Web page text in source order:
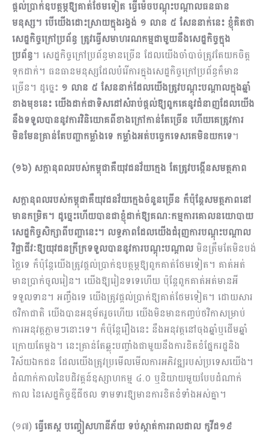
ផ្តល់ប្រាក់ឧបត្ថម្ភឱ្យគាត់ថែមទៀត ធ្វើម៉េចបណ្តុះបណ្តាលធនធាន
មនុស្ស។ បើយើងដោះស្រាយក្នុងរង្វង់ ១ លាន ៥ សែននាក់នេះ ខ្ញុំគិតថា
សេដ្ឋកិច្ចក្រៅប្រព័ន្ធ ត្រូវធ្វើសមាហរណកម្មជាមួយនឹងសេដ្ឋកិច្ចក្នុង
ប្រព័ន្ធ។ សេដ្ឋកិច្ចក្រៅប្រព័ន្ធមានច្រើន ដែលយើងចាំបាច់ត្រូវតែយកចិត្ត
ទុកដាក់។ ធនធានមនុស្សដែលបំរើការក្នុងសេដ្ឋកិច្ចក្រៅប្រព័ន្ធក៏មាន
ច្រើន។ ដូច្នេះ ១ លាន ៥ សែននាក់ដែលយើងត្រូវបណ្តុះបណ្តាលក្នុងឆ្នាំ
ខាងមុខនេះ យើងដាក់ជាទិសដៅសំរាប់ផ្តល់ឱ្យពួកគេនូវជំនាញដែលយើង
នឹងទទួលបាននូវការវិនិយោគពីខាងក្រៅកាន់តែច្រើន ហើយគេត្រូវការ
មិនមែនគ្រាន់តែបញ្ហាកម្លាំងទេ កម្លាំងអត់បច្ចេកទេសគេមិនយកទេ។
(១៦) សក្តានុពលរបស់កម្ពុជាគឺយុវជនវ័យក្មេង តែត្រូវបង្កើនសមត្ថភាព
សក្តានុពលរបស់កម្ពុជាគឺយុវជនវ័យក្មេងចំនួនច្រើន ក៏ប៉ុន្តែសមត្ថភាពនៅ
មានកម្រិត។ ដូច្នេះហើយបានជាខ្ញុំដាក់ឱ្យគណៈកម្មការគោលនយោបាយ
សេដ្ឋកិច្ចសិក្សាពីបញ្ហានេះ។ លទ្ធភាពដែលយើងជំរុញការបណ្តុះបណ្តាល
វិជ្ជាជីវៈឱ្យយុវជនក្រីក្រទទួលបាននូវការបណ្តុះបណ្តាលមិនត្រឹមតែមិនបង់
ថ្លៃទេ ​ក៏ប៉ុន្តែយើងត្រូវផ្តល់ប្រាក់ឧបត្ថម្ភឱ្យពួកគាត់ថែមទៀត។ គាត់អត់
មានប្រាក់ចូលរៀន។ យើងឱ្យរៀនទទេហើយ ប៉ុន្តែពួកគាត់អត់មានអី
ទទួលទាន។ អញ្ចឹងទេ យើងត្រូវផ្តល់ប្រាក់ឱ្យគាត់ថែមទៀត។ ដោយសារ
ថវិកាជាតិ យើងបានអនុម័តរួចហើយ យើងមិនមានកញ្ចប់ថវិកាសម្រាប់
ការអនុវត្តភ្លាមៗនោះទេ។ ក៏ប៉ុន្តែរឿងនេះ នឹងអនុវត្តនៅចុងឆ្នាំឬដើមឆ្នាំ
ក្រោយតែម្តង។ នេះ​គ្រាន់តែឆ្លុះបញ្ចាំងជាមួយនឹងការខិតខំផ្នែករដ្ឋនិង
វិស័យឯកជន ដែលយើងត្រូវប្រមើលមើលការអភិវឌ្ឍរបស់ប្រទេសយើង​។
ដំណាក់​កាលនៃបដិវត្ដន៍ឧស្សាហកម្ម ៤.០ ឬនិយាយមួយបែបដំណាក់
កាល នៃសេដ្ឋកិច្ចឌីជីថល ទាមទារឱ្យមានការខិតខំទាំងអស់គ្នា។
(១៧)ធ្វើតេស្ត បញ្ចៀសហានីភ័យ ទប់ស្កាត់ការរាលដាល កូវីដ១៩